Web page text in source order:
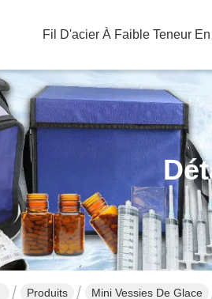
Fil D'acier À Faible Teneur
Produits Mini Vessies De Glace